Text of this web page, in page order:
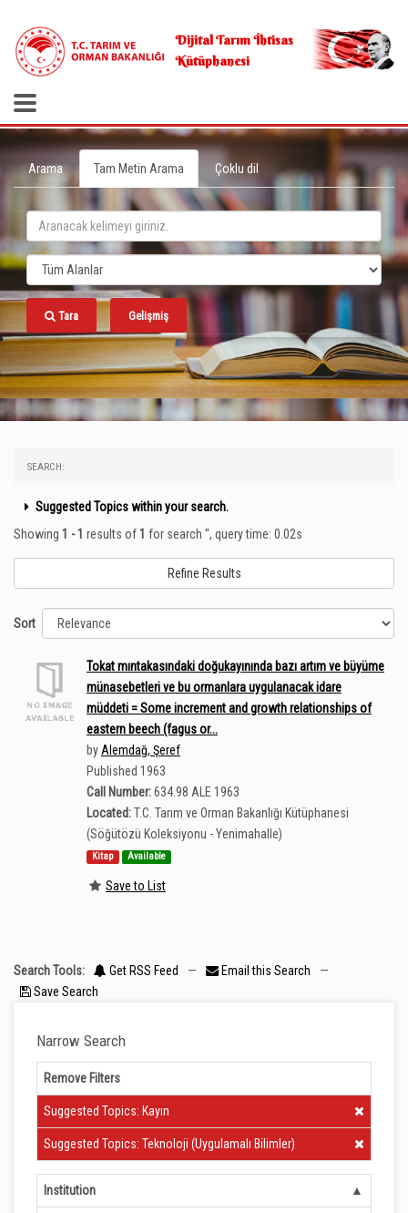
Dijital Tarım İhtisas
Kütüphanesi
Arama Tam Metin Arama Çoklu dil
Tara Gelişmiş
SEARCH:
Suggested Topics within your search.
Showing 1 - 1 results of1 for search '', query time: 0.02s
Refine Results
Sort
Tokat mıntakasındaki doğukayınında bazı artım ve büyüme
münasebetleri ve bu ormanlara uygulanacak idare
müddeti = Some increment and growth relationships of
eastern beech (fagus or...
by Alemdağ, Şeref
Published 1963
Call Number:634.98 ALE 1963
Located:T.C. Tarım ve Orman Bakanlığı Kütüphanesi
(Söğütözü Koleksiyonu - Yenimahalle)
Kitap Available
Save to List
Search Tools: Get RSS Feed — Email this Search
—
Save Search
Narrow Search
Remove Filters
Clear Filter
Suggested Topics: Kayın
Clear Filter
Suggested Topics: Teknoloji (Uygulamalı Bilimler)
Institution